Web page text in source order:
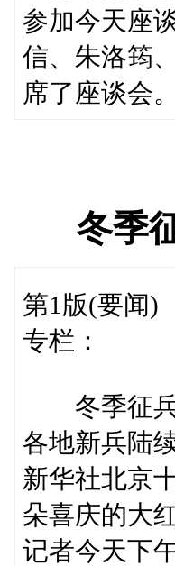
参加今天座
信、朱洛筠
席了座谈会。
冬季
第1版(要闻)
专栏：
冬季征兵
各地新兵陆
新华社北京
朵喜庆的大
记者今天下